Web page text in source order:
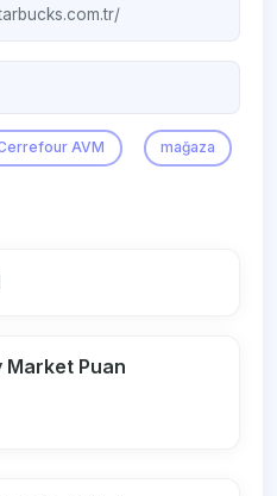
AVM mağaza
Market Puan